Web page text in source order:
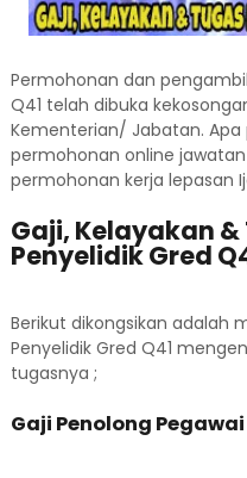
Permohonan dan
Q41 telah dibuka
Kementerian/ Jabatan. Apa
permohonan online jawatan
permohonan kerja lepasan
Gaji, Kelayakan
Penyelidik Gred
Berikut dikongsikan adalah
Penyelidik Gred Q41
tugasnya ;
Gaji Penolong